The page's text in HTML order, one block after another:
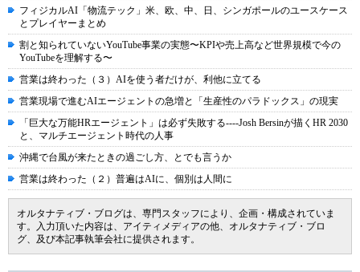
フィジカルAI「物流テック」米、欧、中、日、シンガポールのユースケース
とプレイヤーまとめ
割と知られていないYouTube事業の実態〜KPIや売上高など世界規模で今の
YouTubeを理解する〜
営業は終わった（３）AIを使う者だけが、利他に立てる
営業現場で進むAIエージェントの急増と「生産性のパラドックス」の現実
「巨大な万能HRエージェント」は必ず失敗する----Josh Bersinが描くHR 2030
と、マルチエージェント時代の人事
沖縄で台風が来たときの過ごし方、とでも言うか
営業は終わった（２）普遍はAIに、個別は人間に
オルタナティブ・ブログは、専門スタッフにより、企画・構成されていま
す。入力頂いた内容は、アイティメディアの他、オルタナティブ・ブロ
グ、及び本記事執筆会社に提供されます。